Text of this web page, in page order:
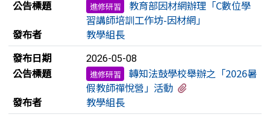
公告標題 進修研習
教育部因材網辦理「C數位學
習講師培訓工作坊-因材網」
發布者
教學組長
發布日期
2026-05-08
公告標題 進修研習
轉知法鼓學校舉辦之「2026暑
假教師禪悅營」活動
發布者
教學組長